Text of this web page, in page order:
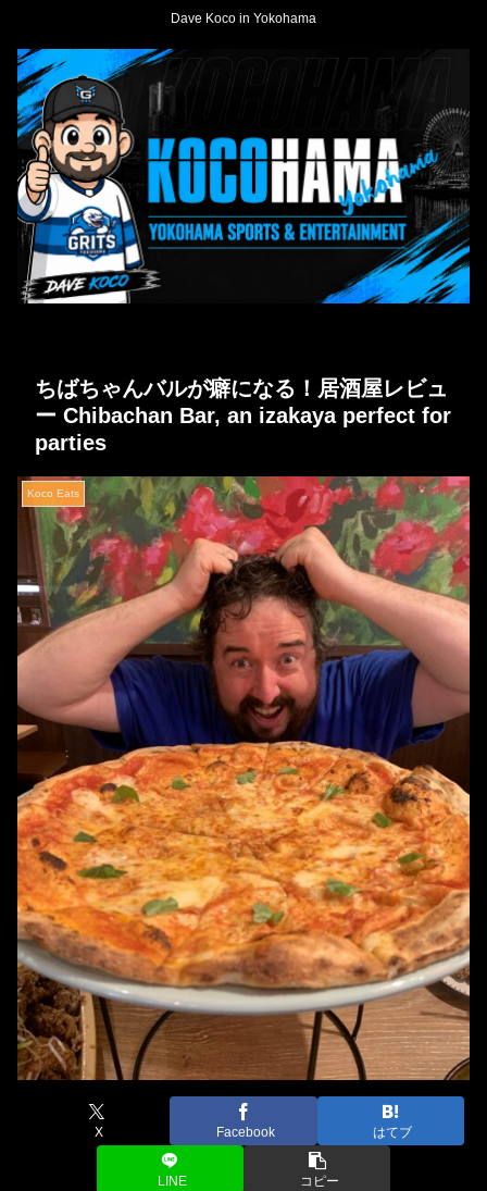
Dave Koco in Yokohama
ちばちゃんバルが癖になる！居酒屋レビュ
ー Chibachan Bar, an izakaya perfect for
parties
Koco Eats
X Facebook はてブ
LINE コピー